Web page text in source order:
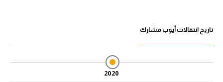
الدوري الإيطالي
تاريخ انتقالات أيوب مشارك
2020